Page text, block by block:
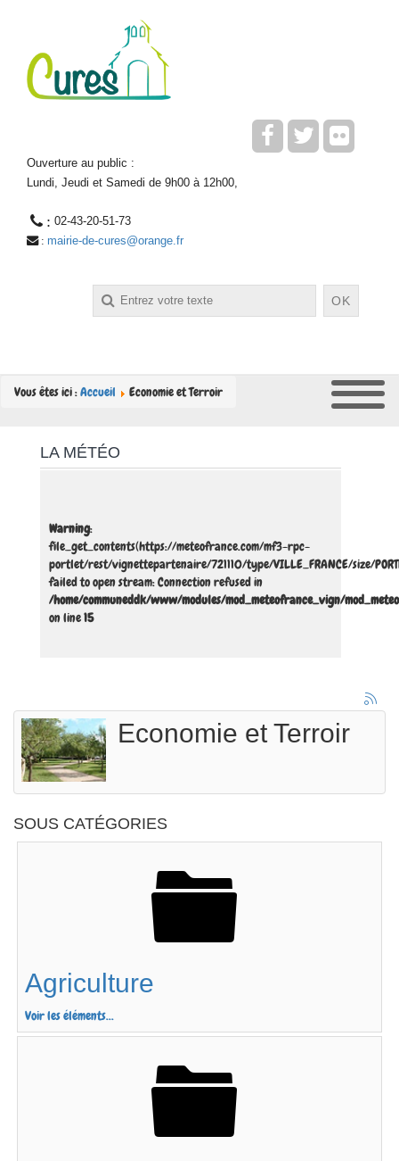
Ouverture au public :
Lundi, Jeudi et Samedi de 9h00 à 12h00,
: 02-43-20-51-73
: mairie-de-cures@orange.fr
OK
Vous êtes ici :Accueil Economie et Terroir
LA MÉTÉO
Warning:
file_get_contents(https://meteofrance.com/mf3-rpc-
portlet/rest/vignettepartenaire/721110/type/VILLE_FRANCE/size/
failed to open stream: Connection refused in
/home/communeddk/www/modules/mod_meteofrance_vign/
on line15
Economie et Terroir
SOUS CATÉGORIES
Agriculture
Voir les éléments...